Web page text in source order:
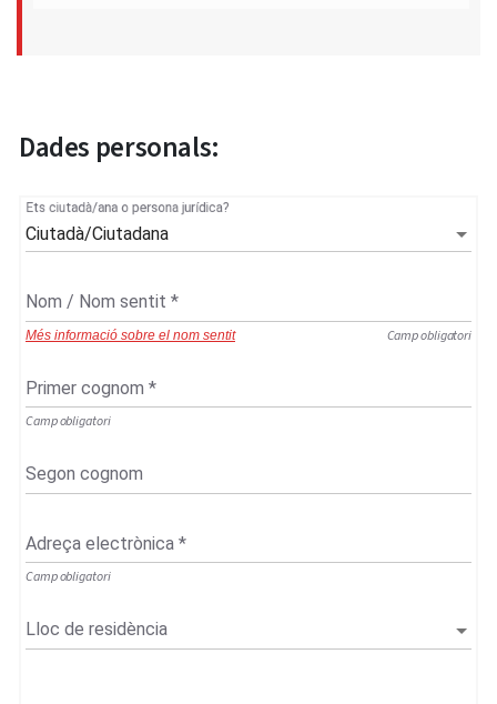
Dades personals:
Ciutadà/Ciutadana
Ets ciutadà/ana o persona jurídica?
Nom / Nom sentit *
Més informació sobre el nom sentit Camp obligatori
Primer cognom *
Camp obligatori
Segon cognom
Adreça electrònica *
Camp obligatori
Lloc de residència:
Lloc de residència